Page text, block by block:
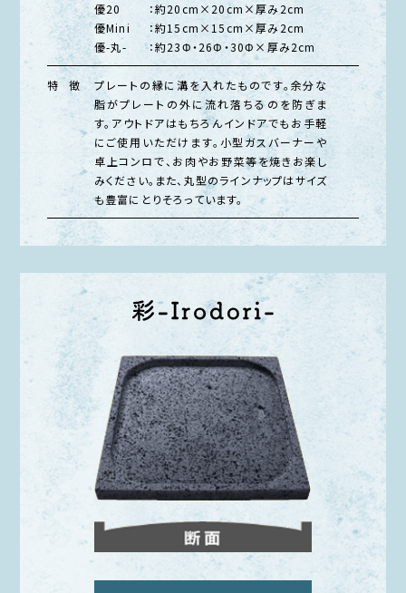
優20
：約20cm×20cm×厚み2cm
優Mini
：約15cm×15cm×厚み2cm
優-丸-
：約23Φ・26Φ・30Φ×厚み2cm
特 徴
プレートの縁に溝を入れたものです。余分な
脂がプレートの外に流れ落ちるのを防ぎま
す。アウトドアはもちろんインドアでもお手軽
にご使用いただけます。小型ガスバーナーや
卓上コンロで、お肉やお野菜等を焼きお楽し
みください。また、丸型のラインナップはサイズ
も豊富にとりそろっています。